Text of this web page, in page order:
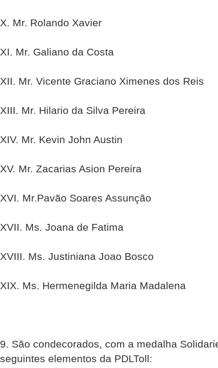
X. Mr. Rolando Xavier
XI. Mr. Galiano da Costa
XII. Mr. Vicente Graciano Ximenes dos Reis
XIII. Mr. Hilario da Silva Pereira
XIV. Mr. Kevin John Austin
XV. Mr. Zacarias Asion Pereira
XVI. Mr.Pavão Soares Assunção
XVII. Ms. Joana de Fatima
XVIII. Ms. Justiniana Joao Bosco
XIX. Ms. Hermenegilda Maria Madalena
9. São condecorados, com a medalha
seguintes elementos da PDLToll: